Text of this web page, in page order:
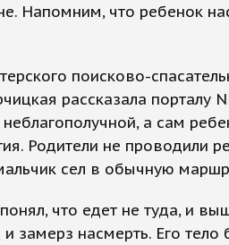
Напомним, что ребенок
поисково-
рассказала порталу
неблагополучной, а сам
Родители не проводили
сел в обычную
что едет не туда, и
замерз насмерть. Его